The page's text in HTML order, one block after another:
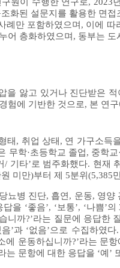
화된 설문지를 활용한 면
례만 포함하였으며, 이에
어 층화하였으며, 동부는
을 앓고 있거나 진단받은
험에 기반한 것으로, 본 연
태, 취업 상태, 연 가구소득
무학·초등학교 졸업, 중학
/ 기타’로 범주화했다. 현재
미만)부터 제 5분위(5,385
뇨병 진단, 흡연, 운동, 영
을 ‘좋음’, ‘보통’, ‘나쁨
니까?’라는 질문에 응답
’과 ‘없음’으로 수집하였
에 운동하십니까?’라는 문
문항에 대한 응답을 ‘예’